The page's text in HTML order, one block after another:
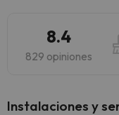
8.4
829 opiniones
Instalaciones y